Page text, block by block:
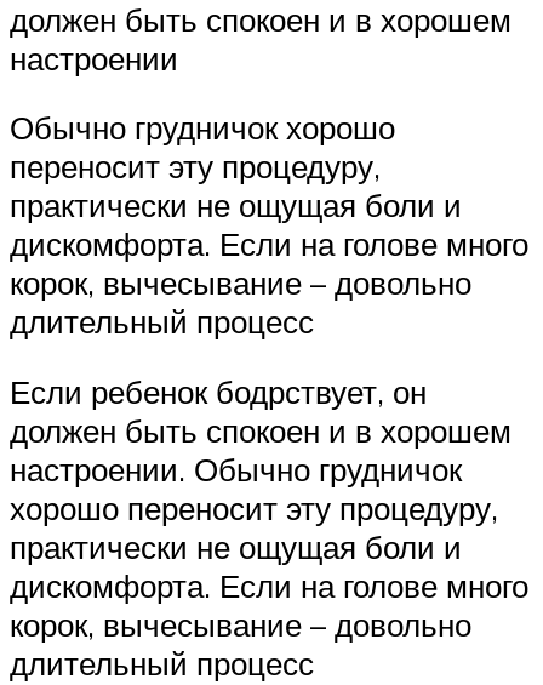
должен быть спокоен и в хорошем
настроении
Обычно грудничок хорошо
переносит эту процедуру,
практически не ощущая боли и
дискомфорта. Если на голове много
корок, вычесывание – довольно
длительный процесс
Если ребенок бодрствует, он
должен быть спокоен и в хорошем
настроении. Обычно грудничок
хорошо переносит эту процедуру,
практически не ощущая боли и
дискомфорта. Если на голове много
корок, вычесывание – довольно
длительный процесс